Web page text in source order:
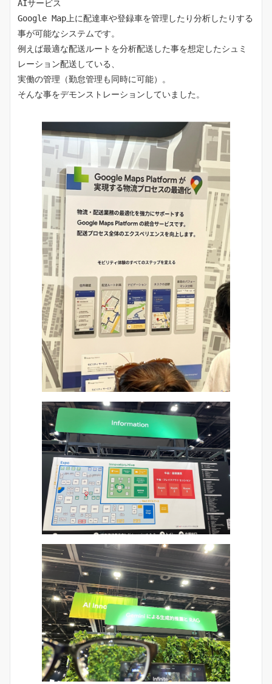
AIサービス
Google Map上に配達車や登録車を管理したり分析したりする
事が可能なシステムです。
例えば最適な配送ルートを分析配送した事を想定したシュミ
レーション配送している、
実働の管理（勤怠管理も同時に可能）。
そんな事をデモンストレーションしていました。